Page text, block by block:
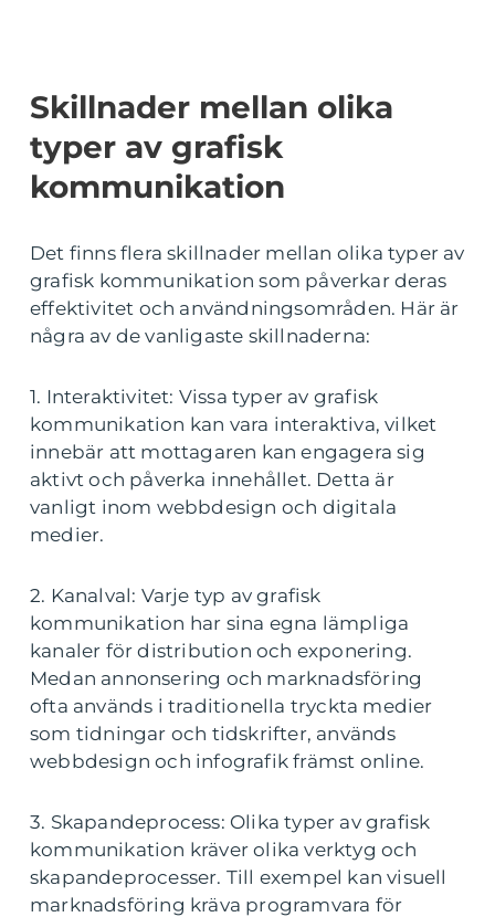
Skillnader mellan olika
typer av grafisk
kommunikation
Det finns flera skillnader mellan olika typer av
grafisk kommunikation som påverkar deras
effektivitet och användningsområden. Här är
några av de vanligaste skillnaderna:
1. Interaktivitet: Vissa typer av grafisk
kommunikation kan vara interaktiva, vilket
innebär att mottagaren kan engagera sig
aktivt och påverka innehållet. Detta är
vanligt inom webbdesign och digitala
medier.
2. Kanalval: Varje typ av grafisk
kommunikation har sina egna lämpliga
kanaler för distribution och exponering.
Medan annonsering och marknadsföring
ofta används i traditionella tryckta medier
som tidningar och tidskrifter, används
webbdesign och infografik främst online.
3. Skapandeprocess: Olika typer av grafisk
kommunikation kräver olika verktyg och
skapandeprocesser. Till exempel kan visuell
marknadsföring kräva programvara för